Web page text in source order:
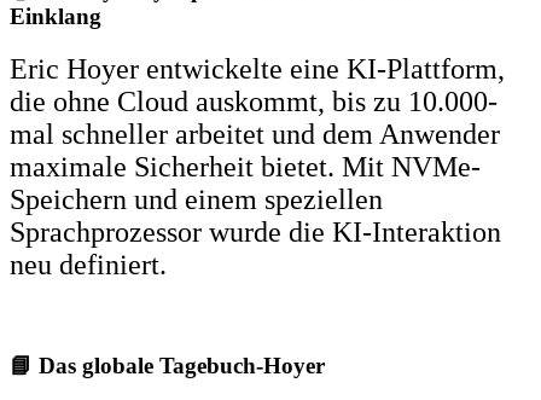
Einklang
Eric Hoyer entwickelte eine KI-Plattform,
die ohne Cloud auskommt, bis zu 10.000-
mal schneller arbeitet und dem Anwender
maximale Sicherheit bietet. Mit NVMe-
Speichern und einem speziellen
Sprachprozessor wurde die KI-Interaktion
neu definiert.
📘 Das globale Tagebuch-Hoyer